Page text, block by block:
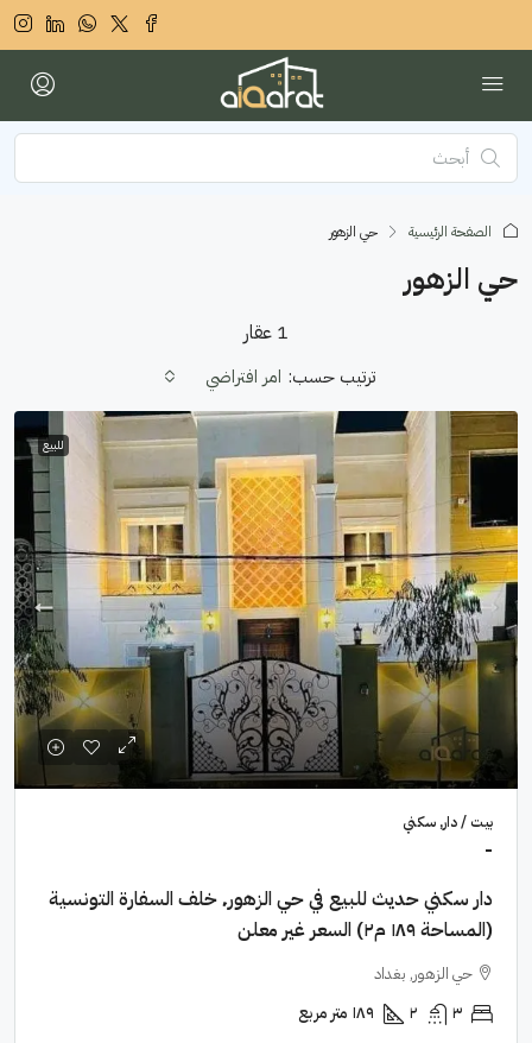
الصفحة الرئيسية حي الزهور
حي الزهور
1 عقار
ترتيب حسب: امر افتراضي
للبيع
بيت / دار, سكني
-
دار سكني حديث للبيع في حي الزهور٬ خلف السفارة التونسية
(المساحة ١٨٩ م٢) السعر غير معلن
حي الزهور, بغداد
٣ ٢ ١٨٩ متر مربع